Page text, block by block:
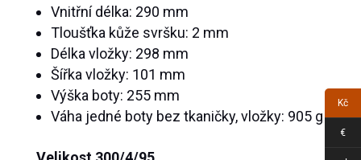
Vnitřní délka: 290 mm
Tloušťka kůže svršku: 2 mm
Délka vložky: 298 mm
Šířka vložky: 101 mm
Výška boty: 255 mm
Váha jedné boty bez tkaničky, vložky: 905 g
Kč
€